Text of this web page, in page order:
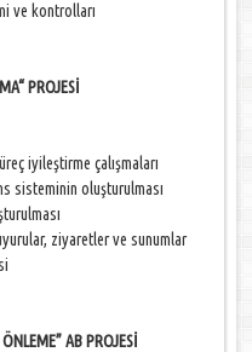
ve kontrolları
PROJESİ
iyileştirme çalışmaları
sisteminin oluşturulması
ziyaretler ve sunumlar
AB PROJESİ